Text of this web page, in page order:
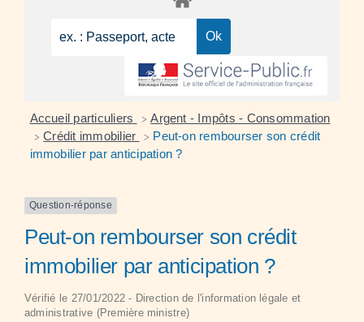
Accueil particuliers > Argent - Impôts - Consommation
> Crédit immobilier > Peut-on rembourser son crédit
immobilier par anticipation ?
Question-réponse
Peut-on rembourser son crédit
immobilier par anticipation ?
Vérifié le 27/01/2022 - Direction de l'information légale et
administrative (Première ministre)